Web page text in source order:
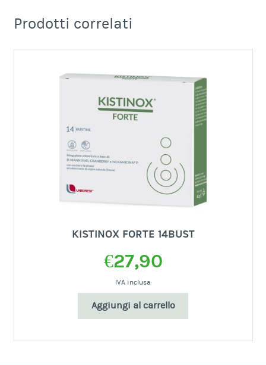
Prodotti correlati
KISTINOX FORTE 14BUST
€27,90
IVA inclusa
Aggiungi al carrello